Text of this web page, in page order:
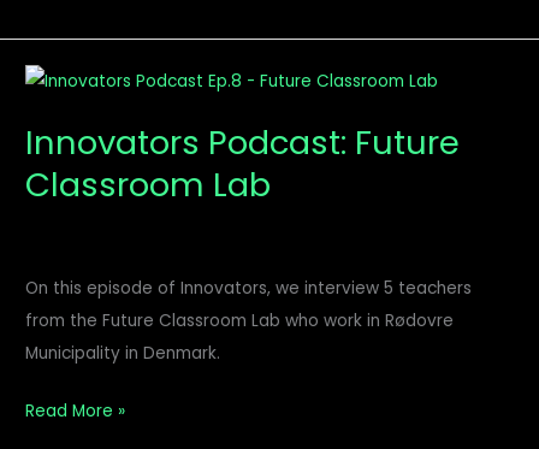
Innovators Podcast: Future
Classroom Lab
On this episode of Innovators, we interview 5 teachers
from the Future Classroom Lab who work in Rødovre
Municipality in Denmark.
Innovators
Future
Classroom
Read More »